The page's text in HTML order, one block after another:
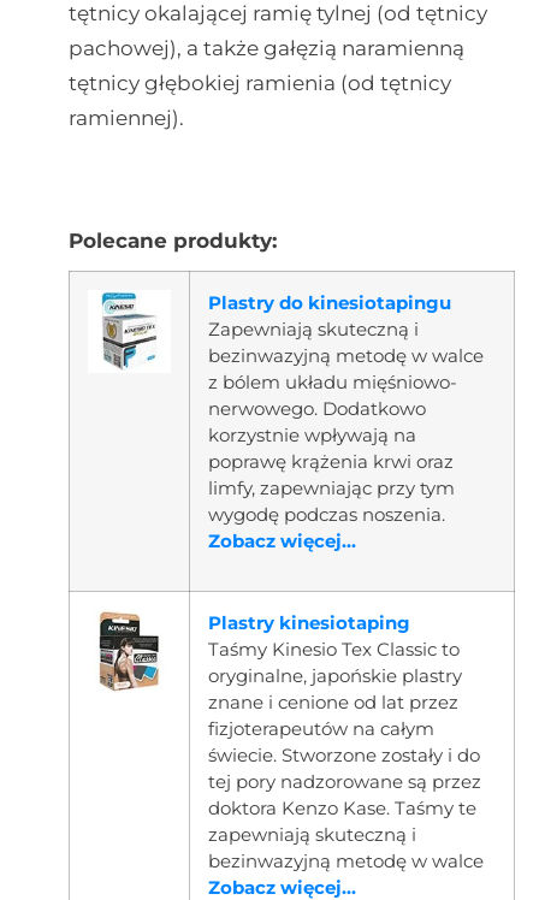
tętnicy okalającej ramię tylnej (od tętnicy
pachowej), a także gałęzią naramienną
tętnicy głębokiej ramienia (od tętnicy
ramiennej).
Polecane produkty:
Plastry do kinesiotapingu
Zapewniają skuteczną i
bezinwazyjną metodę w walce
z bólem układu mięśniowo-
nerwowego. Dodatkowo
korzystnie wpływają na
poprawę krążenia krwi oraz
limfy, zapewniając przy tym
wygodę podczas noszenia.
Zobacz więcej...
Plastry kinesiotaping
Taśmy Kinesio Tex Classic to
oryginalne, japońskie plastry
znane i cenione od lat przez
fizjoterapeutów na całym
świecie. Stworzone zostały i do
tej pory nadzorowane są przez
doktora Kenzo Kase. Taśmy te
zapewniają skuteczną i
bezinwazyjną metodę w walce
Zobacz więcej...